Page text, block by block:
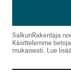
SalkunRakentaja
Käsittelemme
mukaisesti. Lue lisää